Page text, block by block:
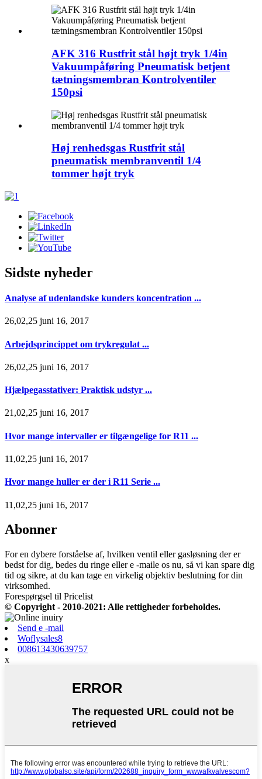
AFK 316 Rustfrit stål højt tryk 1/4in
Vakuumpåføring Pneumatisk betjent
tætningsmembran Kontrolventiler
150psi
Høj renhedsgas Rustfrit stål
pneumatisk membranventil 1/4
tommer højt tryk
Sidste nyheder
Analyse af udenlandske kunders koncentration ...
26,02,25 juni 16, 2017
Arbejdsprincippet om trykregulat ...
26,02,25 juni 16, 2017
Hjælpegasstativer: Praktisk udstyr ...
21,02,25 juni 16, 2017
Hvor mange intervaller er tilgængelige for R11 ...
11,02,25 juni 16, 2017
Hvor mange huller er der i R11 Serie ...
11,02,25 juni 16, 2017
Abonner
For en dybere forståelse af, hvilken ventil eller gasløsning der er
bedst for dig, bedes du ringe eller e -maile os nu, så vi kan spare dig
tid og sikre, at du kan tage en virkelig objektiv beslutning for din
virksomhed.
Forespørgsel til Pricelist
© Copyright - 2010-2021: Alle rettigheder forbeholdes.
Send e -mail
Woflysales8
008613430639757
x